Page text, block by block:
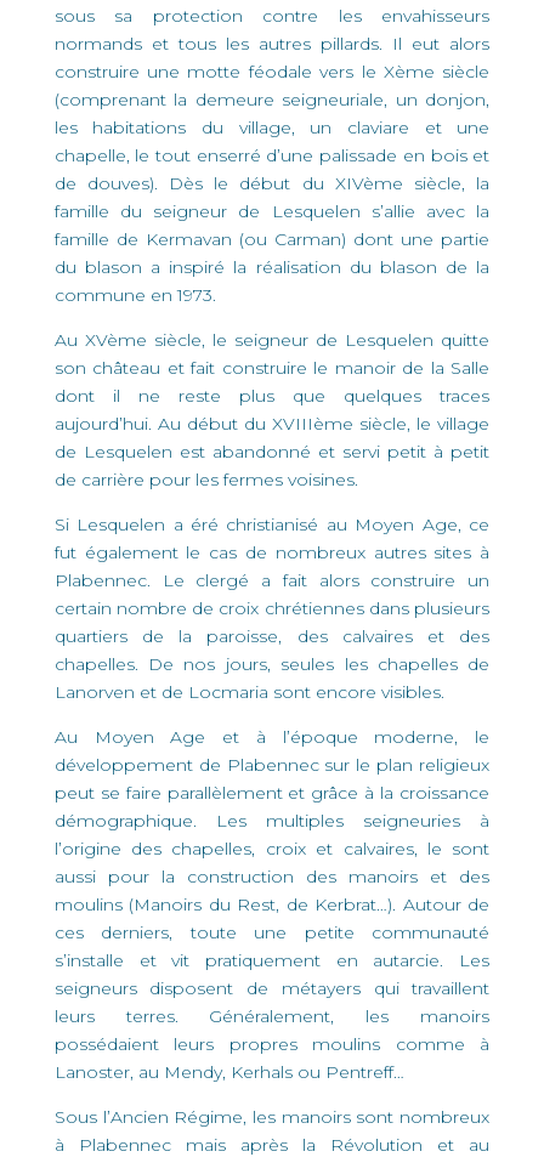
sous sa protection contre les envahisseurs
normands et tous les autres pillards. Il eut alors
construire une motte féodale vers le Xème siècle
(comprenant la demeure seigneuriale, un donjon,
les habitations du village, un claviare et une
chapelle, le tout enserré d’une palissade en bois et
de douves). Dès le début du XIVème siècle, la
famille du seigneur de Lesquelen s’allie avec la
famille de Kermavan (ou Carman) dont une partie
du blason a inspiré la réalisation du blason de la
commune en 1973.
Au XVème siècle, le seigneur de Lesquelen quitte
son château et fait construire le manoir de la Salle
dont il ne reste plus que quelques traces
aujourd’hui. Au début du XVIIIème siècle, le village
de Lesquelen est abandonné et servi petit à petit
de carrière pour les fermes voisines.
Si Lesquelen a éré christianisé au Moyen Age, ce
fut également le cas de nombreux autres sites à
Plabennec. Le clergé a fait alors construire un
certain nombre de croix chrétiennes dans plusieurs
quartiers de la paroisse, des calvaires et des
chapelles. De nos jours, seules les chapelles de
Lanorven et de Locmaria sont encore visibles.
Au Moyen Age et à l’époque moderne, le
développement de Plabennec sur le plan religieux
peut se faire parallèlement et grâce à la croissance
démographique. Les multiples seigneuries à
l’origine des chapelles, croix et calvaires, le sont
aussi pour la construction des manoirs et des
moulins (Manoirs du Rest, de Kerbrat…). Autour de
ces derniers, toute une petite communauté
s’installe et vit pratiquement en autarcie. Les
seigneurs disposent de métayers qui travaillent
leurs terres. Généralement, les manoirs
possédaient leurs propres moulins comme à
Lanoster, au Mendy, Kerhals ou Pentreff…
Sous l’Ancien Régime, les manoirs sont nombreux
à Plabennec mais après la Révolution et au